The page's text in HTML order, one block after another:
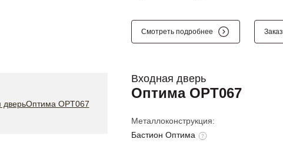
Смотреть подробнее
Входная дверь
Оптима OPT067
Металлоконструкция:
Бастион Оптима